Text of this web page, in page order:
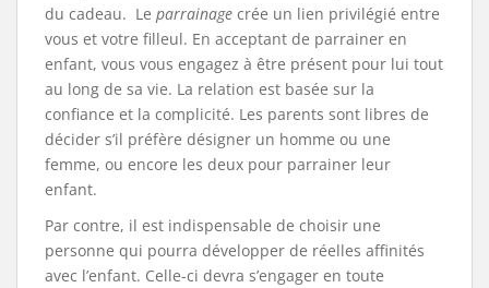
du cadeau. Le parrainage crée un lien privilégié entre
vous et votre filleul. En acceptant de parrainer en
enfant, vous vous engagez à être présent pour lui tout
au long de sa vie. La relation est basée sur la
confiance et la complicité. Les parents sont libres de
décider s’il préfère désigner un homme ou une
femme, ou encore les deux pour parrainer leur
enfant.
Par contre, il est indispensable de choisir une
personne qui pourra développer de réelles affinités
avec l’enfant. Celle-ci devra s’engager en toute